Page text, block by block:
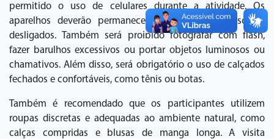
permitido o uso de celulares durante a atividade. Os
aparelhos deverão permanecer no modo silencioso ou
desligados. Também será proibido fotografar com flash,
fazer barulhos excessivos ou portar objetos luminosos ou
chamativos. Além disso, será obrigatório o uso de calçados
fechados e confortáveis, como tênis ou botas.
Também é recomendado que os participantes utilizem
roupas discretas e adequadas ao ambiente natural, como
calças compridas e blusas de manga longa. A visita